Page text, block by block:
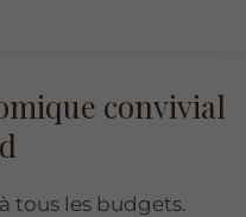
convivial
tous les budgets.